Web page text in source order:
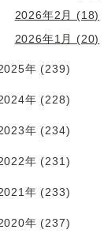
2026年2月 (18)
2026年1月 (20)
年 (239)
年 (228)
年 (234)
年 (231)
年 (233)
年 (237)